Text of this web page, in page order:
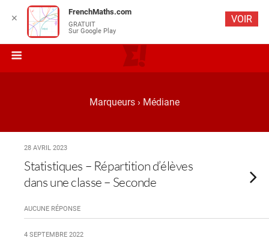
Marqueurs › Médiane
28 AVRIL 2023
Statistiques – Répartition d’élèves
dans une classe – Seconde
AUCUNE RÉPONSE
4 SEPTEMBRE 2022
✕
FrenchMaths.com
GRATUIT
Sur Google Play
VOIR